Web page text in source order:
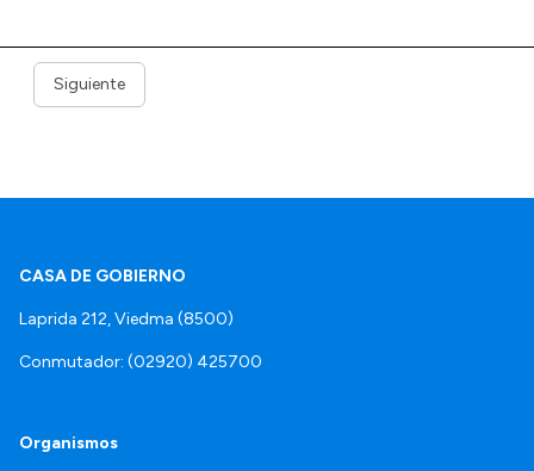
Siguiente
CASA DE GOBIERNO
Laprida 212, Viedma (8500)
Conmutador: (02920) 425700
Organismos